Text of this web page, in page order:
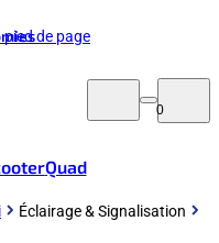
pied de page
0
Quad
Éclairage & Signalisation